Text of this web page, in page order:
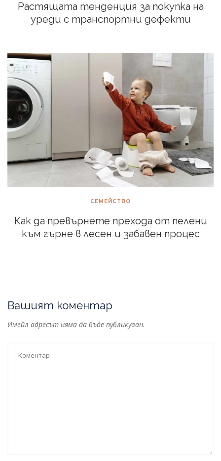
Растящата тенденция за покупка на
уреди с транспортни дефекти
СЕМЕЙСТВО
Как да превърнете прехода от пелени
към гърне в лесен и забавен процес
Вашият коментар
Имейл адресът няма да бъде публикуван.